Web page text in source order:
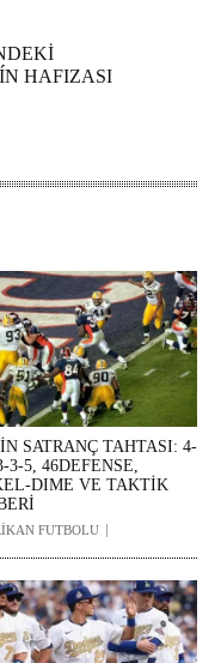
HAFIZASI
SATRANÇ TAHTASI: 4-
3-5, 46DEFENSE,
DIME VE TAKTİK
FUTBOLU